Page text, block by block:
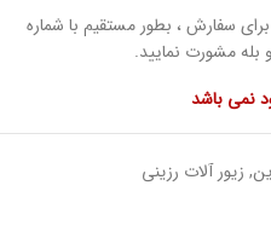
سفارش ، بطور مستقیم با شماره
نمی باشد
, زیور آلات رزینی